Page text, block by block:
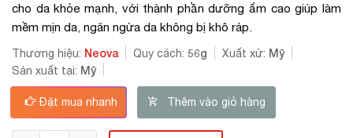
cho da khỏe mạnh, với thành phần dưỡng ẩm cao giúp làm
mềm mịn da, ngăn ngừa da không bị khô ráp.
Thương hiệu: Neova Quy cách: 56g Xuất xứ: Mỹ
Sản xuất tại: Mỹ
Đặt mua nhanh Thêm vào giỏ hàng